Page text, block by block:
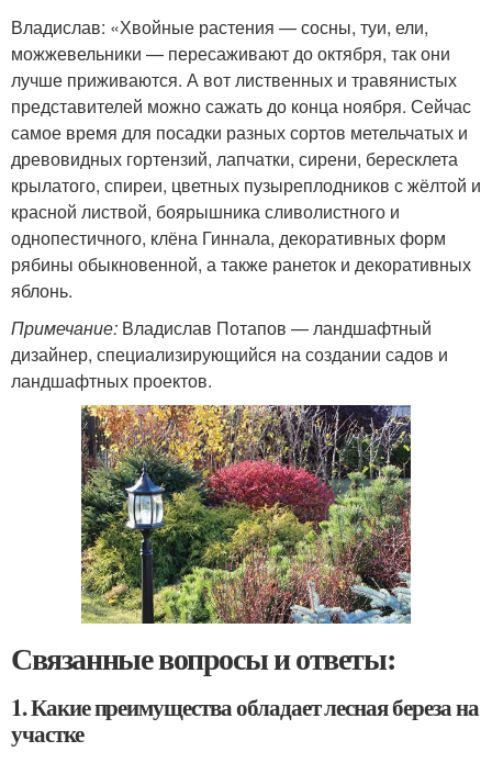
Владислав: «Хвойные растения — сосны, туи, ели,
можжевельники — пересаживают до октября, так они
лучше приживаются. А вот лиственных и травянистых
представителей можно сажать до конца ноября. Сейчас
самое время для посадки разных сортов метельчатых и
древовидных гортензий, лапчатки, сирени, бересклета
крылатого, спиреи, цветных пузыреплодников с жёлтой и
красной листвой, боярышника сливолистного и
однопестичного, клёна Гиннала, декоративных форм
рябины обыкновенной, а также ранеток и декоративных
яблонь.
Примечание: Владислав Потапов — ландшафтный
дизайнер, специализирующийся на создании садов и
ландшафтных проектов.
Связанные вопросы и ответы:
1. Какие преимущества обладает лесная береза на
участке